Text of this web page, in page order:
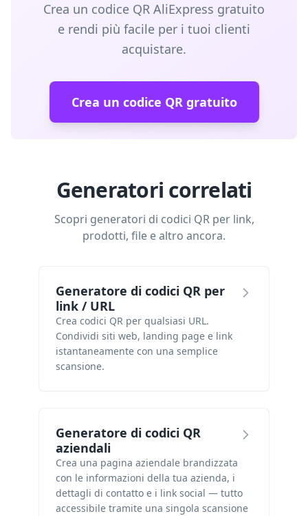
Crea un codice QR AliExpress gratuito
e rendi più facile per i tuoi clienti
acquistare.
Crea un codice QR gratuito
Generatori correlati
Scopri generatori di codici QR per link,
prodotti, file e altro ancora.
Generatore di codici QR per
link / URL
Crea codici QR per qualsiasi URL.
Condividi siti web, landing page e link
istantaneamente con una semplice
scansione.
Generatore di codici QR
aziendali
Crea una pagina aziendale brandizzata
con le informazioni della tua azienda, i
dettagli di contatto e i link social — tutto
accessibile tramite una singola scansione